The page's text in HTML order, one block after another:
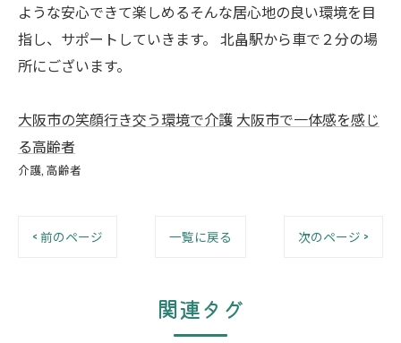
ような安心できて楽しめるそんな居心地の良い環境を目
指し、サポートしていきます。 北畠駅から車で２分の場
所にございます。
大阪市の笑顔行き交う環境で介護 大阪市で一体感を感じ
る高齢者
介護 高齢者
< 前のページ 一覧に戻る 次のページ >
関連タグ